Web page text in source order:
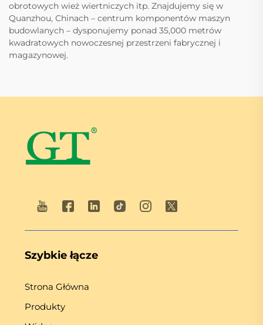
obrotowych wież wiertniczych itp. Znajdujemy się w
Quanzhou, Chinach – centrum komponentów maszyn
budowlanych – dysponujemy ponad 35,000 metrów
kwadratowych nowoczesnej przestrzeni fabrycznej i
magazynowej.
Szybkie łącze
Strona Główna
Produkty